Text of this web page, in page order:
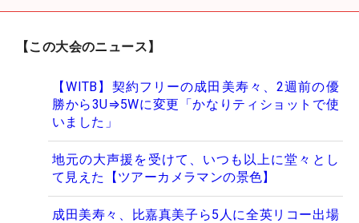
【この大会のニュース】
【WITB】契約フリーの成田美寿々、2週前の優
勝から3U⇒5Wに変更「かなりティショットで使
いました」
地元の大声援を受けて、いつも以上に堂々とし
て見えた【ツアーカメラマンの景色】
成田美寿々、比嘉真美子ら5人に全英リコー出場